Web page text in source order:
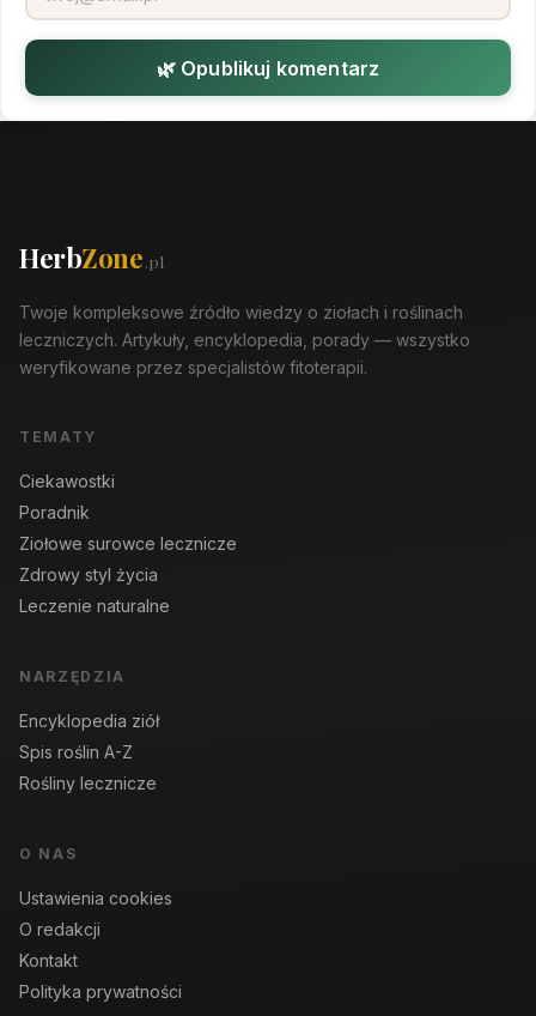
🌿 Opublikuj komentarz
HerbZone.pl
Twoje kompleksowe źródło wiedzy o ziołach i roślinach
leczniczych. Artykuły, encyklopedia, porady — wszystko
weryfikowane przez specjalistów fitoterapii.
TEMATY
Ciekawostki
Poradnik
Ziołowe surowce lecznicze
Zdrowy styl życia
Leczenie naturalne
NARZĘDZIA
Encyklopedia ziół
Spis roślin A-Z
Rośliny lecznicze
O NAS
Ustawienia cookies
O redakcji
Kontakt
Polityka prywatności